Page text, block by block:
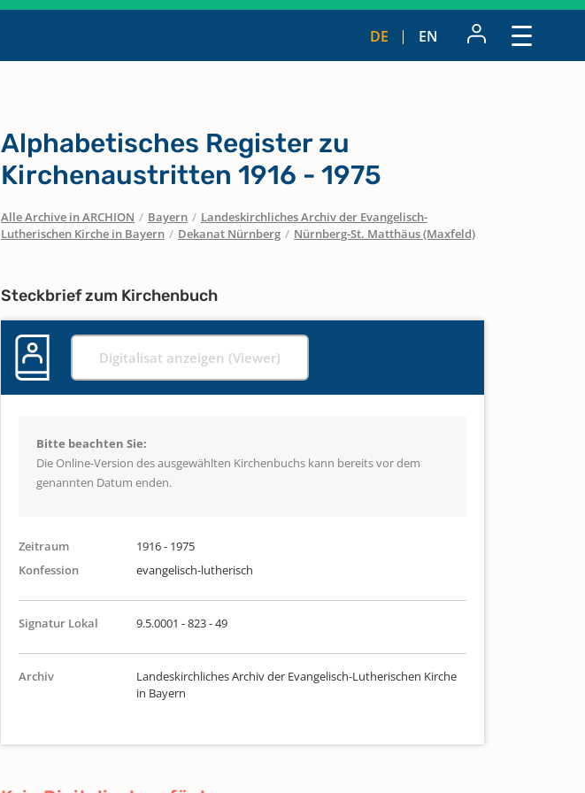
DE EN
Alphabetisches Register zu
Kirchenaustritten 1916 - 1975
Alle Archive in ARCHION / Bayern / Landeskirchliches Archiv der Evangelisch-
Lutherischen Kirche in Bayern / Dekanat Nürnberg / Nürnberg-St. Matthäus (Maxfeld)
Steckbrief zum Kirchenbuch
Digitalisat anzeigen (Viewer)
Bitte beachten Sie:
Die Online-Version des ausgewählten Kirchenbuchs kann bereits vor dem
genannten Datum enden.
Zeitraum
1916 - 1975
Konfession
evangelisch-lutherisch
Signatur Lokal 9.5.0001 - 823 - 49
Archiv
Landeskirchliches Archiv der Evangelisch-Lutherischen Kirche
in Bayern